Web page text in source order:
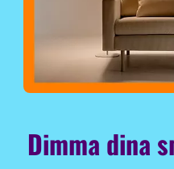
Dimma dina